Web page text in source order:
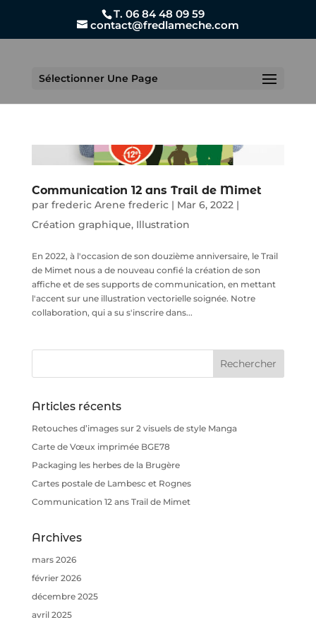
T. 06 84 48 09 59
contact@fredlameche.com
Sélectionner Une Page
Communication 12 ans Trail de Mimet
par frederic Arene frederic| Mar 6, 2022|
Création graphique, Illustration
En 2022, à l'occasion de son douzième anniversaire, le Trail
de Mimet nous a de nouveau confié la création de son
affiche et de ses supports de communication, en mettant
l'accent sur une illustration vectorielle soignée. Notre
collaboration, qui a su s'inscrire dans...
Articles récents
Retouches d’images sur 2 visuels de style Manga
Carte de Vœux imprimée BGE78
Packaging les herbes de la Brugère
Cartes postale de Lambesc et Rognes
Communication 12 ans Trail de Mimet
Archives
mars 2026
février 2026
décembre 2025
avril 2025